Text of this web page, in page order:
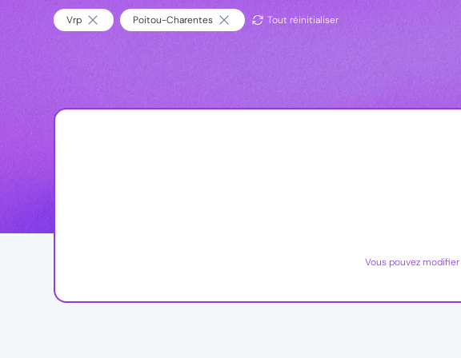
Vrp Poitou-Charentes Tout réinitialiser
Vous pouvez